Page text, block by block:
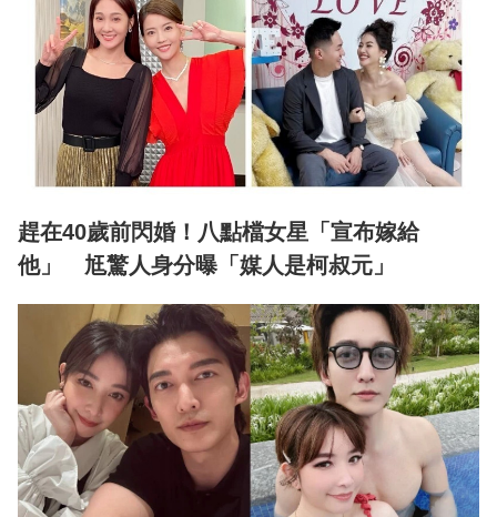
趕在40歲前閃婚！八點檔女星「宣布嫁給
他」 尪驚人身分曝「媒人是柯叔元」